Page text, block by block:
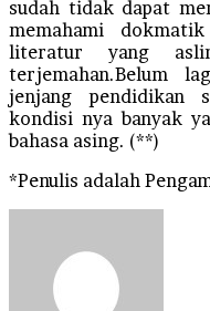
sudah tidak dapat
memahami
literatur yang
terjemahan.Belum
jenjang pendidikan
kondisi nya banyak
bahasa asing. (**)
*Penulis adalah